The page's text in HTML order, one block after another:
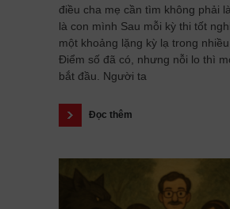
điều cha mẹ cần tìm không phải
là con mình Sau mỗi kỳ thi tốt
một khoảng lặng kỳ lạ trong nhiều
Điểm số đã có, nhưng nỗi lo thì
bắt đầu. Người ta
Đọc thêm